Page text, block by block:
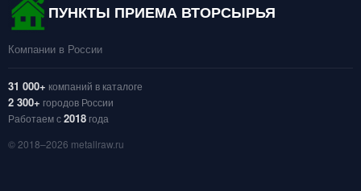
ПУНКТЫ ПРИЕМА ВТОРСЫРЬЯ
Компании в России
31 000+ компаний в каталоге
2 300+ городов России
Работаем с2018 года
© 2018–2026 metallraw.ru